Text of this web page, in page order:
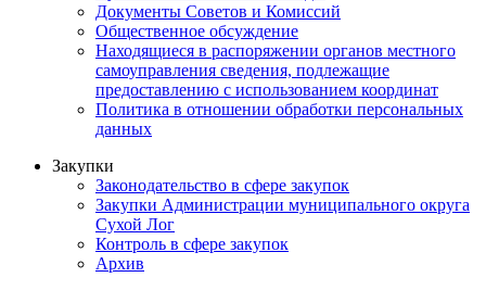
Документы Советов и Комиссий
Общественное обсуждение
Находящиеся в распоряжении органов местного
самоуправления сведения, подлежащие
предоставлению с использованием координат
Политика в отношении обработки персональных
данных
Закупки
Законодательство в сфере закупок
Закупки Администрации муниципального округа
Сухой Лог
Контроль в сфере закупок
Архив